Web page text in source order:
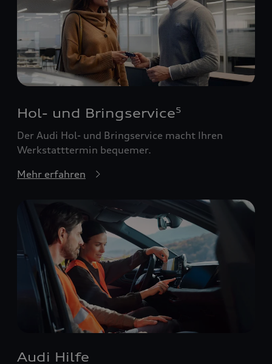
Hol- und Bringservice5
Der Audi Hol- und Bringservice macht Ihren
Werkstatttermin bequemer.
Mehr erfahren
Audi Hilfe